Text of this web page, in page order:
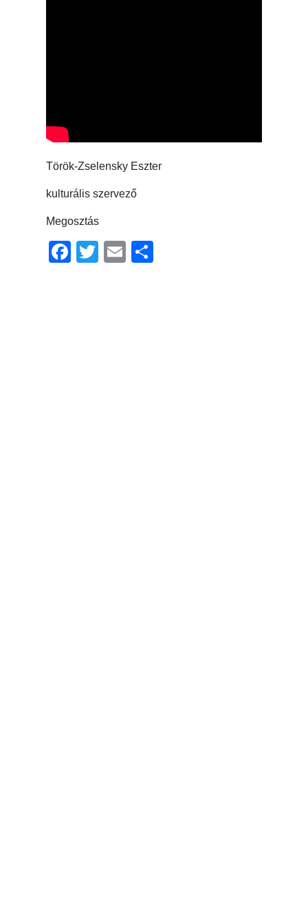
Török-Zselensky Eszter
kulturális szervező
Megosztás
Facebook
TwitterEmail